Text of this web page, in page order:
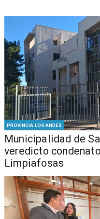
PROVINCIA LOS ANDES
Municipalidad de
veredicto
Limpiafosas